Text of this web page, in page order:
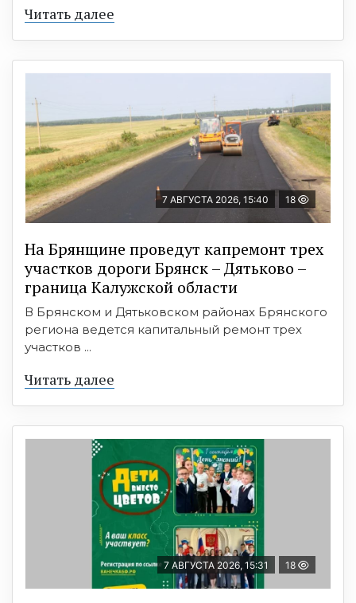
Читать далее
7 АВГУСТА 2026, 15:40 18
На Брянщине проведут капремонт трех
участков дороги Брянск – Дятьково –
граница Калужской области
В Брянском и Дятьковском районах Брянского
региона ведется капитальный ремонт трех
участков ...
Читать далее
7 АВГУСТА 2026, 15:31 18